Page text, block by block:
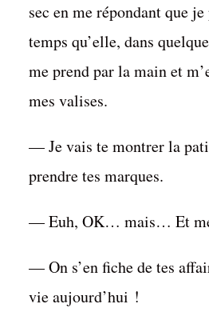
sec en me répondant que je
temps qu’elle, dans
me prend par la main et
mes valises.
— Je vais te montrer la
prendre tes marques.
— Euh, OK… mais… Et
— On s’en fiche de tes
vie aujourd’hui !